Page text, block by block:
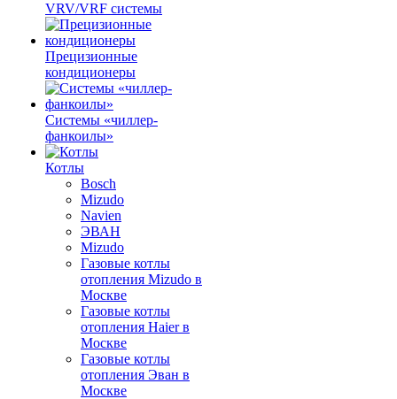
VRV/VRF системы
Прецизионные
кондиционеры
Системы «чиллер-
фанкоилы»
Котлы
Bosch
Mizudo
Navien
ЭВАН
Mizudo
Газовые котлы
отопления Mizudo в
Москве
Газовые котлы
отопления Haier в
Москве
Газовые котлы
отопления Эван в
Москве